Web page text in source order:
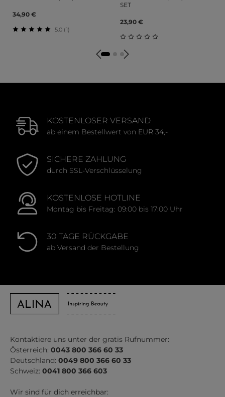
34,90 €
5.0 (1)
SET
23,90 €
Durchschnittliche
KOSTENLOSER VERSAND
ab einem Bestellwert von EUR 34,-
SICHERE ZAHLUNG
durch SSL-Verschlüsselung
KOSTENLOSE HOTLINE
Montag bis Freitag: 09:00 bis 17:00 Uhr
30 TAGE RÜCKGABE
ab Versand der Bestellung
Kontaktiere uns unter der gratis Rufnummer:
Österreich: 0043 800 366 60 33
Deutschland: 0049 800 366 60 33
Schweiz: 0041 800 366 603
Wir sind für dich erreichbar: